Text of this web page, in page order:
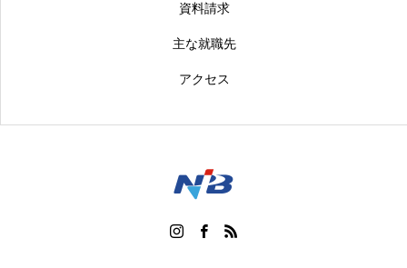
資料請求
主な就職先
アクセス